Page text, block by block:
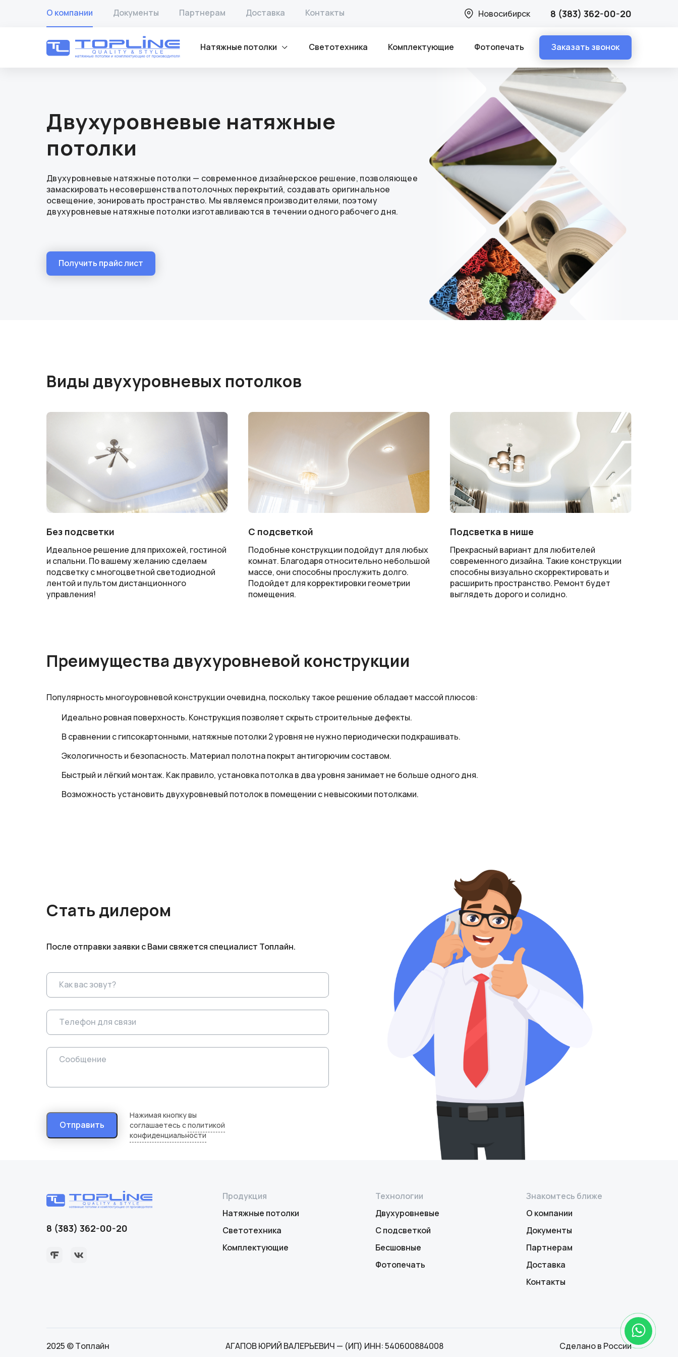
О компании Документы Партнерам Доставка Контакты Новосибирск 8 (383) 362-00-20
Натяжные потолки Светотехника Комплектующие Фотопечать Заказать звонок
Двухуровневые натяжные
потолки
Двухуровневые натяжные потолки — современное дизайнерское решение, позволяющее
замаскировать несовершенства потолочных перекрытий, создавать оригинальное
освещение, зонировать пространство. Мы являемся производителями, поэтому
двухуровневые натяжные потолки изготавливаются в течении одного рабочего дня.
Получить прайс лист
Виды двухуровневых потолков
Без подсветки
Идеальное решение для прихожей, гостиной
и спальни. По вашему желанию сделаем
подсветку с многоцветной светодиодной
лентой и пультом дистанционного
управления!
C подсветкой
Подобные конструкции подойдут для любых
комнат. Благодаря относительно небольшой
массе, они способны прослужить долго.
Подойдет для корректировки геометрии
помещения.
Подсветка в нише
Прекрасный вариант для любителей
современного дизайна. Такие конструкции
способны визуально скорректировать и
расширить пространство. Ремонт будет
выглядеть дорого и солидно.
Преимущества двухуровневой конструкции
Популярность многоуровневой конструкции очевидна, поскольку такое решение обладает массой плюсов:
Идеально ровная поверхность. Конструкция позволяет скрыть строительные дефекты.
В сравнении с гипсокартонными, натяжные потолки 2 уровня не нужно периодически подкрашивать.
Экологичность и безопасность. Материал полотна покрыт антигорючим составом.
Быстрый и лёгкий монтаж. Как правило, установка потолка в два уровня занимает не больше одного дня.
Возможность установить двухуровневый потолок в помещении с невысокими потолками.
Стать дилером
После отправки заявки с Вами свяжется специалист Топлайн.
Отправить
Нажимая кнопку вы
соглашаетесь сполитикой
конфиденциальности
8 (383) 362-00-20
Продукция
Натяжные потолки
Светотехника
Комплектующие
Технологии
Двухуровневые
С подсветкой
Бесшовные
Фотопечать
Знакомтесь ближе
О компании
Документы
Партнерам
Доставка
Контакты
2025 © Топлайн АГАПОВ ЮРИЙ ВАЛЕРЬЕВИЧ — (ИП) ИНН: 540600884008
Сделано в России